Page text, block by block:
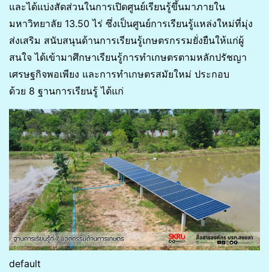
และได้แบ่งสัดส่วนในการเปิดศูนย์เรียนรู้ขึ้นมาภายใน
มหาวิทยาลัย 13.50 ไร่ ซึ่งเป็นศูนย์การเรียนรู้แหล่งใหม่ที่มุ่ง
ส่งเสริม สนับสนุนด้านการเรียนรู้เกษตรกรรมยั่งยืนให้แก่ผู้
สนใจ ได้เข้ามาศึกษาเรียนรู้การทำเกษตรตามหลักปรัชญา
เศรษฐกิจพอเพียง และการทำเกษตรสมัยใหม่ ประกอบ
ด้วย 8 ฐานการเรียนรู้ ได้แก่
default